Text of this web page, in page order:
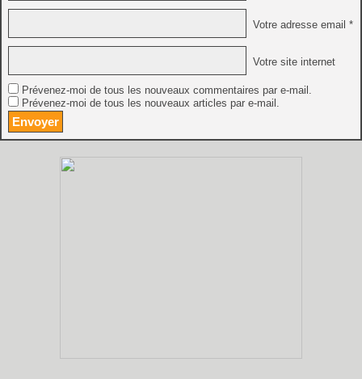
Votre adresse email *
Votre site internet
Prévenez-moi de tous les nouveaux commentaires par e-mail.
Prévenez-moi de tous les nouveaux articles par e-mail.